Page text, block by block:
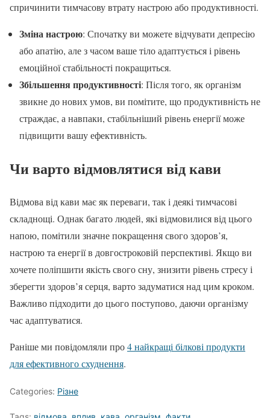
спричинити тимчасову втрату настрою або продуктивності.
Зміна настрою: Спочатку ви можете відчувати депресію
або апатію, але з часом ваше тіло адаптується і рівень
емоційної стабільності покращиться.
Збільшення продуктивності: Після того, як організм
звикне до нових умов, ви помітите, що продуктивність не
страждає, а навпаки, стабільніший рівень енергії може
підвищити вашу ефективність.
Чи варто відмовлятися від кави
Відмова від кави має як переваги, так і деякі тимчасові
складнощі. Однак багато людей, які відмовилися від цього
напою, помітили значне покращення свого здоров’я,
настрою та енергії в довгостроковій перспективі. Якщо ви
хочете поліпшити якість свого сну, знизити рівень стресу і
зберегти здоров’я серця, варто задуматися над цим кроком.
Важливо підходити до цього поступово, даючи організму
час адаптуватися.
Раніше ми повідомляли про4 найкращі білкові продукти
для ефективного схуднення.
Categories: Різне